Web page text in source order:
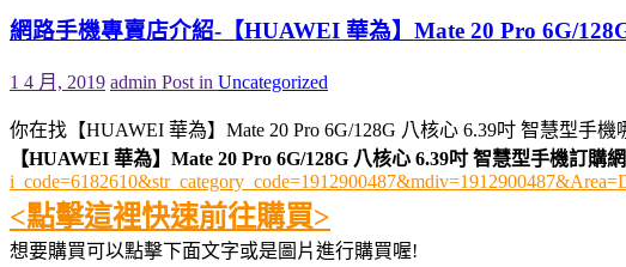
網路手機專賣店介紹-【HUAWEI 華為】Mate 20 Pro 6G/
1 4 月, 2019 admin Post in Uncategorized
你在找【HUAWEI 華為】Mate 20 Pro 6G/128G 八核心 6.39吋 智慧型手機
【HUAWEI 華為】Mate 20 Pro 6G/128G 八核心 6.39吋 智慧型手機訂購
<點擊這裡快速前往購買>
想要購買可以點擊下面文字或是圖片進行購買喔!